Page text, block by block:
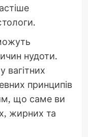
нудоти.
вагітних
принципів
що саме ви
жирних та